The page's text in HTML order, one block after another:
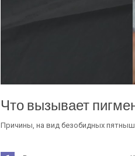
Что вызывает
Причины, на вид безобидных